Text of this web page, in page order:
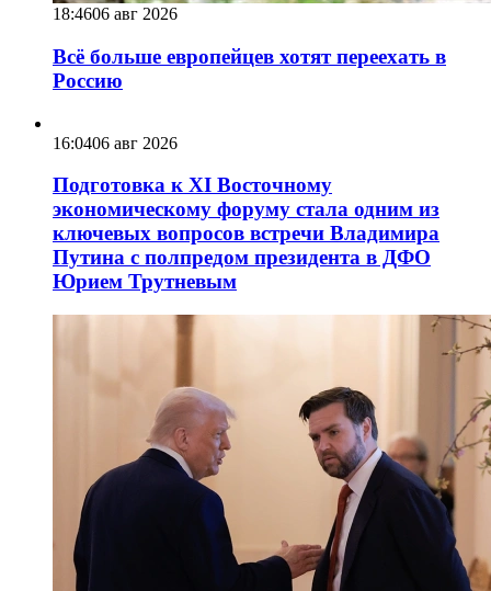
18:4606 авг 2026
Всё больше европейцев хотят переехать в
Россию
16:0406 авг 2026
Подготовка к XI Восточному
экономическому форуму стала одним из
ключевых вопросов встречи Владимира
Путина с полпредом президента в ДФО
Юрием Трутневым